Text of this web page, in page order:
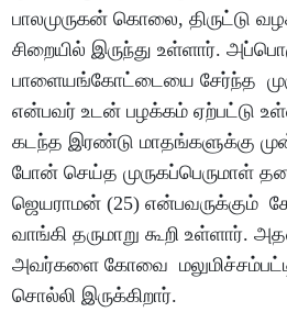
பாலமுருகன் கொலை, திருட்டு
சிறையில் இருந்து உள்ளார்.
பாளையங்கோட்டையை சேர்ந்த
என்பவர் உடன் பழக்கம் ஏற்பட்டு
கடந்த இரண்டு மாதங்களுக்கு
போன் செய்த முருகப்பெருமாள்
ஜெயராமன் (25) என்பவருக்கும்
வாங்கி தருமாறு கூறி உள்ளார்.
அவர்களை கோவை
சொல்லி இருக்கிறார்.